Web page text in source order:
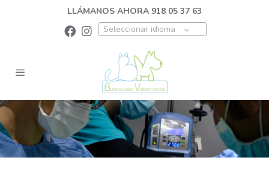
LLÁMANOS AHORA 918 05 37 63
Seleccionar idioma